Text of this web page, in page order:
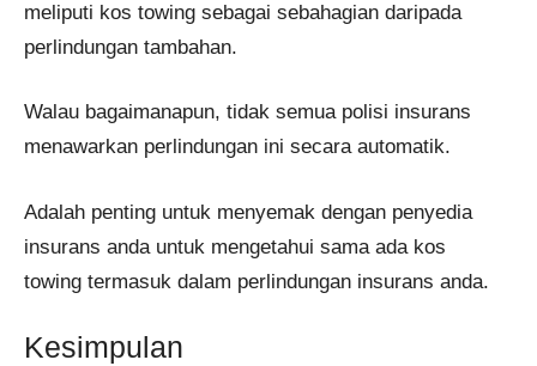
meliputi kos towing sebagai sebahagian daripada
perlindungan tambahan.
Walau bagaimanapun, tidak semua polisi insurans
menawarkan perlindungan ini secara automatik.
Adalah penting untuk menyemak dengan penyedia
insurans anda untuk mengetahui sama ada kos
towing termasuk dalam perlindungan insurans anda.
Kesimpulan